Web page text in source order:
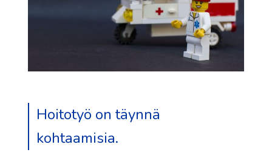
Hoitotyö on täynnä
kohtaamisia.